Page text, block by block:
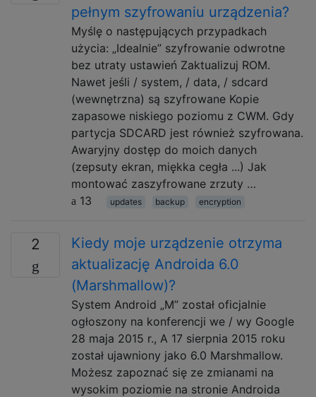
pełnym szyfrowaniu urządzenia?
Myślę o następujących przypadkach
użycia: „Idealnie” szyfrowanie odwrotne
bez utraty ustawień Zaktualizuj ROM.
Nawet jeśli / system, / data, / sdcard
(wewnętrzna) są szyfrowane Kopie
zapasowe niskiego poziomu z CWM. Gdy
partycja SDCARD jest również szyfrowana.
Awaryjny dostęp do moich danych
(zepsuty ekran, miękka cegła ...) Jak
montować zaszyfrowane zrzuty …
13
updates backup encryption
2
Kiedy moje urządzenie otrzyma
aktualizację Androida 6.0
(Marshmallow)?
System Android „M” został oficjalnie
ogłoszony na konferencji we / wy Google
28 maja 2015 r., A 17 sierpnia 2015 roku
został ujawniony jako 6.0 Marshmallow.
Możesz zapoznać się ze zmianami na
wysokim poziomie na stronie Androida